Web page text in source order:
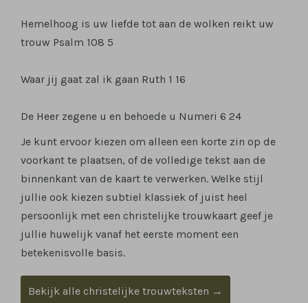
Hemelhoog is uw liefde tot aan de wolken reikt uw
trouw Psalm 108 5
Waar jij gaat zal ik gaan Ruth 1 16
De Heer zegene u en behoede u Numeri 6 24
Je kunt ervoor kiezen om alleen een korte zin op de
voorkant te plaatsen, of de volledige tekst aan de
binnenkant van de kaart te verwerken. Welke stijl
jullie ook kiezen subtiel klassiek of juist heel
persoonlijk met een christelijke trouwkaart geef je
jullie huwelijk vanaf het eerste moment een
betekenisvolle basis.
Bekijk alle christelijke trouwteksten →